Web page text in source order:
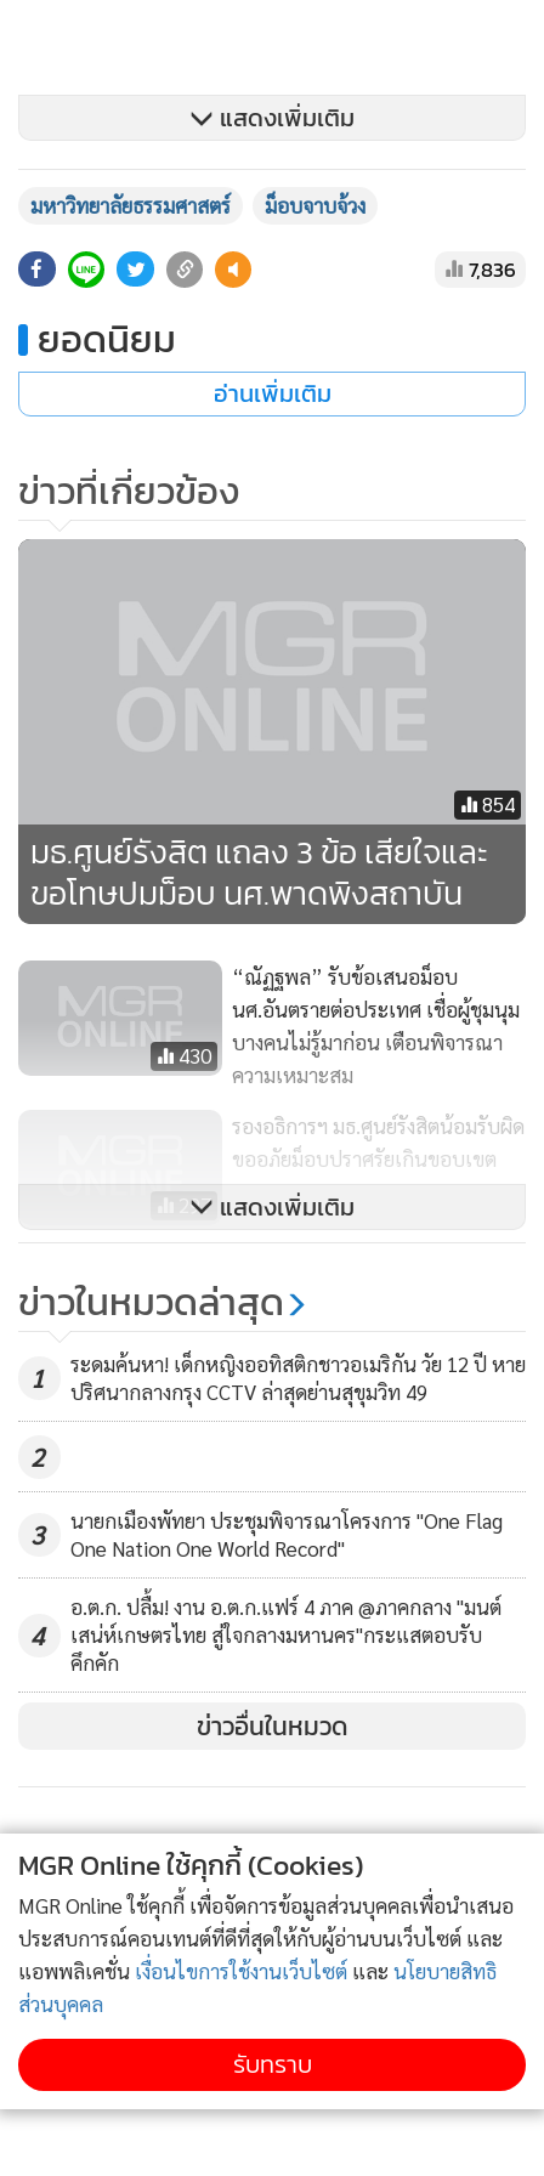
ประวัติศาสตร์สังคม และการเมืองบนหลักการประชาธิปไตยอันมี
และส่งเสริมเสรีภาพในการแสดงออกในขอบเขตของรัฐธรรมนูญ
และกฎหมาย จึงได้อนุญาตให้ใช้สถานที่ใน มธ.ศูนย์รังสิต จัด
กิจกรรมตามวัตถุประสงค์ที่ขอไว้ใน 3 ประเด็นข้างต้นเท่านั้น
อย่างไรก็ตาม ได้เกิดการแสดงออกนอกเหนือขอบเขตที่ได้ขอ
อนุญาต โดยเฉพาะอย่างยิ่งในเรื่องที่ละเอียดอ่อนต่อความรู้สึก
รับผิดชอบส่วนบุคคลของผู้ที่แสดงออก ซึ่งได้มีการตกลงระหว่าง
ผู้จัดและเจ้าหน้าที่ตารวจในประเด็นนี้ก่อนการจัดชุมนุมแล้ว
เรื่องกระบวนการทางกฎหมายโดยเฉพาะอย่างยิ่งต่อบุคคลที่มิใช่
นักศึกษามหาวิทยาลัยธรรมศาสตร์ จึงเป็นเรื่องการดาเนินการ
มือและให้ความเป็นธรรมต่อทุกฝ่าย
2. สำหรับการแสดงออกของผู้ที่เป็นนักศึกษามหาวิทยาลัย
ธรรมศาสตร์ ที่ไม่เหมาะสมนั้น มหาวิทยาลัยจะดำเนินการอย่าง
เป็นธรรมตามข้อเท็จจริงภายใต้ข้อบังคับของมหาวิทยาลัย
3. มหาวิทยาลัยจะป้องกันมิให้เหตุการณ์เช่นนี้เกิดขึ้นอีก โดยจะ
เคร่งครัดเรื่องการใช้พื้นที่จัดกิจกรรมในมหาวิทยาลัย และจะไม่
เคลื่อนไหวทางการเมืองที่สุ่มเสี่ยงต่อการละเมิดกฎหมาย
สุดท้ายนี้ มหาวิทยาลัยธรรมศาสตร์ขอแสดงจุดยืนว่า
มหาวิทยาลัยยึดมั่นในระบอบประชาธิปไตยอันมีพระมหากษัตริย์
ของนักศึกษาภายใต้กรอบแห่งรัฐธรรมนูญและกฎหมายของราช
อาณาจักรไทย ตลอดจนศีลธรรมอันดีของสังคม
แสดงเพิ่มเติม
มหาวิทยาลัยธรรมศาสตร์ ม็อบจาบจ้วง
7,836
ยอดนิยม
อ่านเพิ่มเติม
ข่าวที่เกี่ยวข้อง
854
มธ.ศูนย์รังสิต แถลง 3 ข้อ เสียใจและ
ขอโทษปมม็อบ นศ.พาดพิงสถาบัน
430
“ณัฏฐพล” รับข้อเสนอม็อบ
นศ.อันตรายต่อประเทศ เชื่อผู้ชุมนุม
บางคนไม่รู้มาก่อน เตือนพิจารณา
ความเหมาะสม
297
รองอธิการฯ มธ.ศูนย์รังสิตน้อมรับผิด
ขออภัยม็อบปราศรัยเกินขอบเขต
234
แต่ผ่านช่องทางสภาฯ เป็นรูปธรรม
ได้จริง
แสดงเพิ่มเติม
ข่าวในหมวดล่าสุด
1
ระดมค้นหา! เด็กหญิงออทิสติกชาวอเมริกัน วัย 12 ปี หาย
ปริศนากลางกรุง CCTV ล่าสุดย่านสุขุมวิท 49
2
3
นายกเมืองพัทยา ประชุมพิจารณาโครงการ "One Flag
One Nation One World Record"
4
อ.ต.ก. ปลื้ม! งาน อ.ต.ก.แฟร์ 4 ภาค @ภาคกลาง "มนต์
เสน่ห์เกษตรไทย สู่ใจกลางมหานคร"กระแสตอบรับ
คึกคัก
ข่าวอื่นในหมวด
MGR Online ใช้คุกกี้ (Cookies)
MGR Online ใช้คุกกี้ เพื่อจัดการข้อมูลส่วนบุคคลเพื่อนำเสนอ
ประสบการณ์คอนเทนต์ที่ดีที่สุดให้กับผู้อ่านบนเว็บไซต์ และ
แอพพลิเคชั่น เงื่อนไขการใช้งานเว็บไซต์ และ นโยบายสิทธิ
ส่วนบุคคล
รับทราบ